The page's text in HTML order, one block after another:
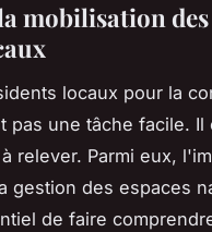
mobilisation des
locaux pour la
pas une tâche facile. Il
relever. Parmi eux,
gestion des espaces
de faire